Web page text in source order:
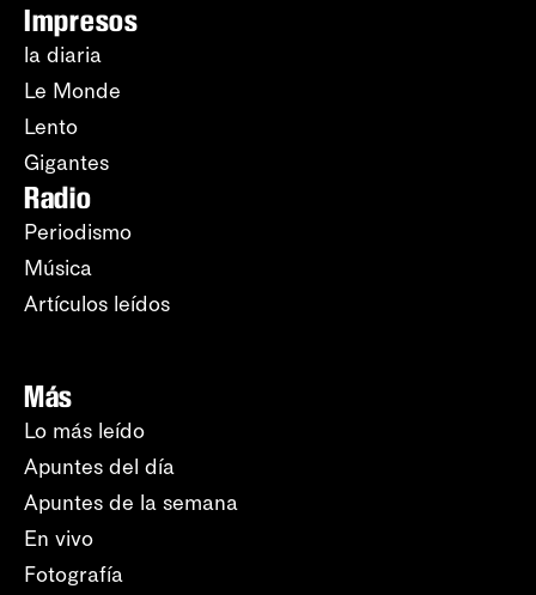
Impresos
la diaria
Le Monde
Lento
Gigantes
Radio
Periodismo
Música
Artículos leídos
Más
Lo más leído
Apuntes del día
Apuntes de la semana
En vivo
Fotografía